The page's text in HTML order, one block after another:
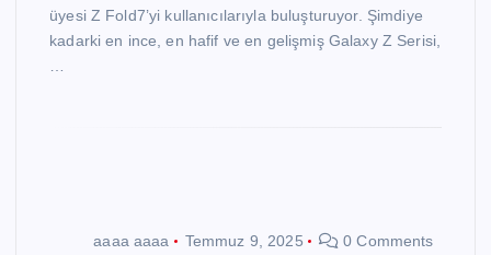
üyesi Z Fold7’yi kullanıcılarıyla buluşturuyor. Şimdiye
kadarki en ince, en hafif ve en gelişmiş Galaxy Z Serisi,
aaaa aaaa Temmuz 9, 2025 0 Comments